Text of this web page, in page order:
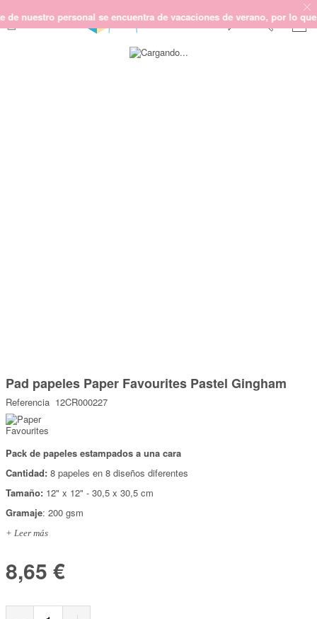
nuestro personal se encuentra de vacaciones de verano, por lo
Top Ventas
Temática
Iniciar sesión/Regístrate
Somos Kimidori
comienzo
de
la
galería
de
imágenes
Pad papeles Paper Favourites Pastel Gingham
Referencia 12CR000227
Pack de papeles estampados a una cara
Cantidad: 8 papeles en 8 diseños diferentes
Tamaño: 12" x 12" - 30,5 x 30,5 cm
Gramaje: 200 gsm
+ Leer más
8,65 €